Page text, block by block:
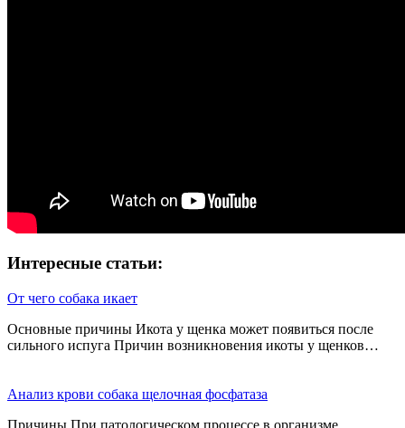
Интересные статьи:
От чего собака икает
Основные причины Икота у щенка может появиться после
сильного испуга Причин возникновения икоты у щенков…
Анализ крови собака щелочная фосфатаза
Причины При патологическом процессе в организме